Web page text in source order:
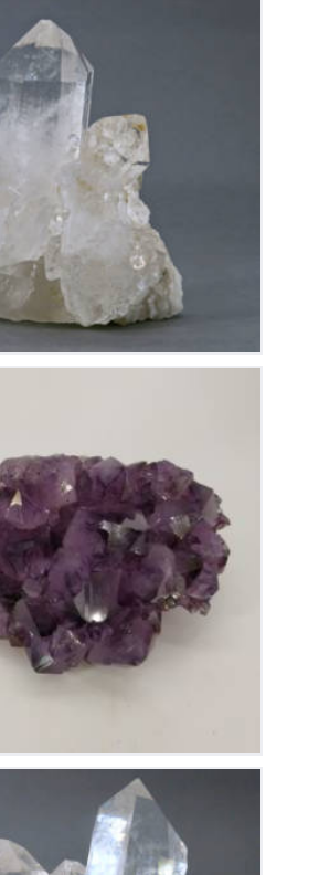
Cristal de Roche
€
Améthyste du Brésil
115€